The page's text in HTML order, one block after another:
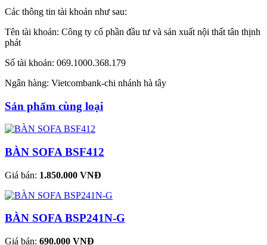
Các thông tin tài khoản như sau:
Tên tài khoản: Công ty cổ phần đầu tư và sản xuất nội thất tân thịnh
phát
Số tài khoản: 069.1000.368.179
Ngân hàng: Vietcombank-chi nhánh hà tây
Sản phẩm cùng loại
BÀN SOFA BSF412
Giá bán: 1.850.000 VNĐ
BÀN SOFA BSP241N-G
Giá bán: 690.000 VNĐ